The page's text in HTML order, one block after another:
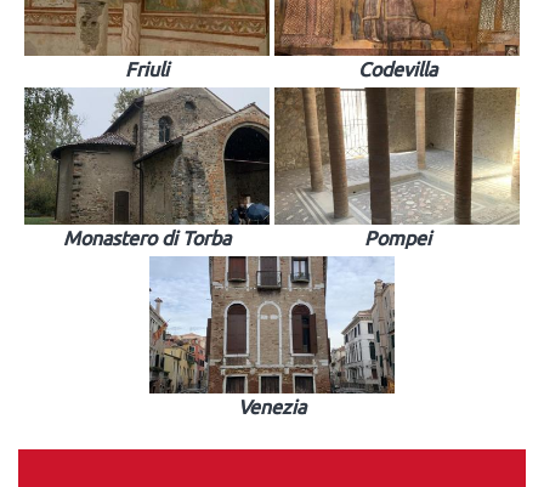
Friuli Codevilla
Monastero di Torba Pompei
Venezia